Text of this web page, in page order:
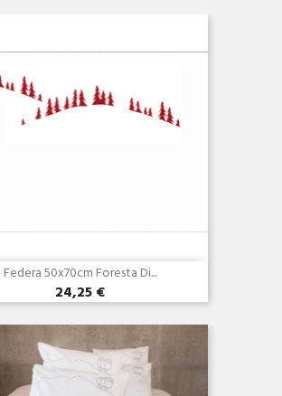
Federa 50x70cm Foresta Di...
24,25 €
Anteprima